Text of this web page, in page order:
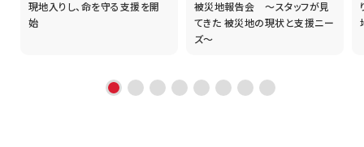
現地入りし、命を守る支援を開
始
被災地報告会 ～スタッフが見
てきた 被災地の現状と支援ニー
ズ～